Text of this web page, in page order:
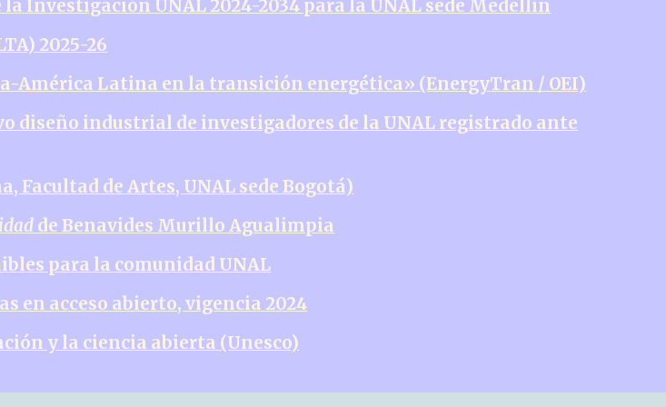
Investigación UNAL 2024-2034 para la UNAL sede Medellín
2025-26
América Latina en la transición energética» (EnergyTran / OEI)
diseño industrial de investigadores de la UNAL registrado ante
Facultad de Artes, UNAL sede Bogotá)
de Benavides Murillo Agualimpia
para la comunidad UNAL
en acceso abierto, vigencia 2024
y la ciencia abierta (Unesco)